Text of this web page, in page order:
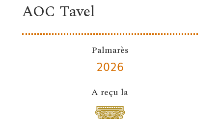
AOC Tavel
Palmarès
2026
A reçu la